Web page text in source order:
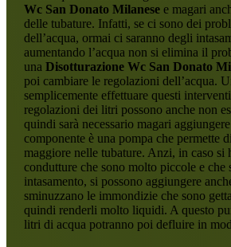
Wc San Donato Milanesee magari
delle tubature. Infatti, se ci sono dei
dell’acqua, ormai ci saranno degli
aumentando l’acqua non si elimina il
una Disotturazione Wc San Donato
poi cambiare le regolazioni dell’acqua.
semplicemente effettuare questi
regolazioni dei litri possono anche non
quindi sarà necessario magari
componente è una pompa che permette
maggiore nelle tubature. Anzi, in caso si
condutture che sono molto piccole e che
intasamento, si possono aggiungere
sminuzzano le immondizie che sono
quindi renderli molto liquidi. A questo
litri di acqua potranno poi defluire in